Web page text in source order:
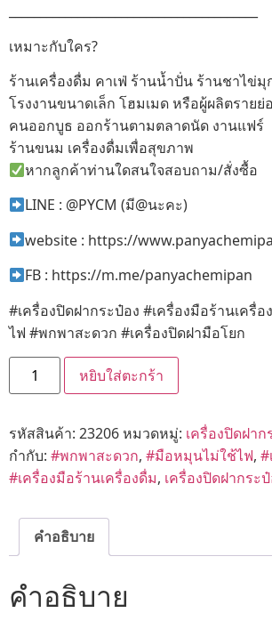
เหมาะกับใคร?
ร้านเครื่องดื่ม คาเฟ่ ร้านน้ำปั่น ร้านชาไข่มุ
โรงงานขนาดเล็ก โฮมเมด หรือผู้ผลิตรายย่
คนออกบูธ ออกร้านตามตลาดนัด งานแฟร์
ร้านขนม เครื่องดื่มเพื่อสุขภาพ
หากลูกค้าท่านใดสนใจสอบถาม/สั่งซื้อ
LINE : @PYCM (มี@นะคะ)
website : https://
FB : https://m.me/panyachemipan
#เครื่องปิดฝากระป๋อง #เครื่องมือร้านเครื่
ไฟ #พกพาสะดวก #เครื่องปิดฝามือโยก
หยิบใส่ตะกร้า
รหัสสินค้า: 23206หมวดหมู่: เครื่องปิดฝา
กำกับ: #พกพาสะดวก, #มือหมุนไม่ใช้ไฟ, #
#เครื่องมือร้านเครื่องดื่ม, เครื่องปิดฝากระ
คำอธิบาย
คำอธิบาย